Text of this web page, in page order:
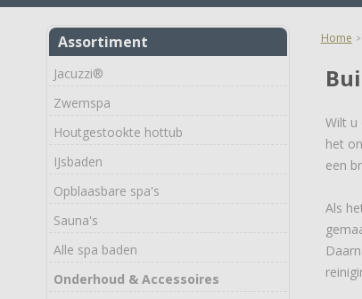
Assortiment
Jacuzzi®
Zwemspa
Houtgestookte hottub
IJsbaden
Opblaasbare spa's
Sauna's
Alle spa baden
Onderhoud & Accessoires
Home >
Wilt u
het
een
Als